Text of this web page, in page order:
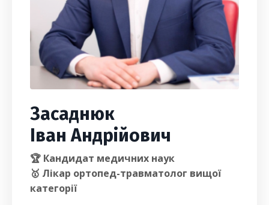
Засаднюк
Іван Андрійович
🏆 Кандидат медичних наук
🥇 Лікар ортопед-травматолог вищої
категорії